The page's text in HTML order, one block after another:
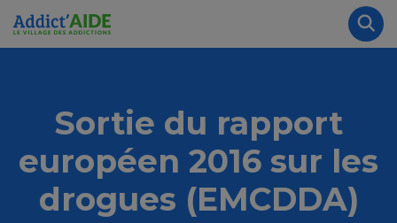
Aller au contenu principal
Sortie du rapport
européen 2016 sur les
drogues (EMCDDA)
Panneau de gestion des cookies